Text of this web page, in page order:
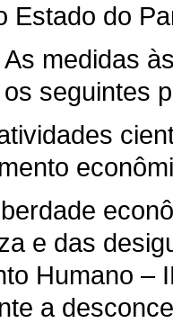
Estado do
As medidas
seguintes
e das
Humano –
a